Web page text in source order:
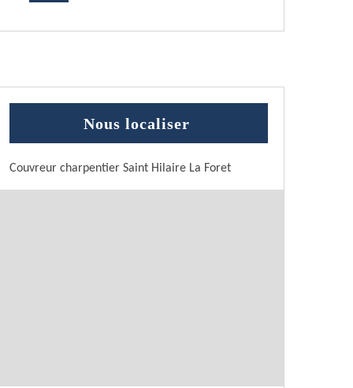
Nous localiser
Couvreur charpentier Saint Hilaire La Foret